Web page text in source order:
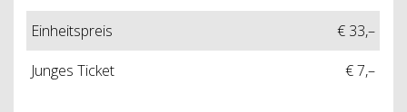
Einheitspreis
€ 33,–
Junges Ticket
€ 7,–